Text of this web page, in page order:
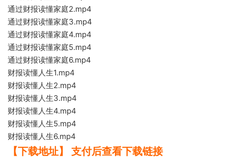
通过财报读懂家庭2.mp4
通过财报读懂家庭3.mp4
通过财报读懂家庭4.mp4
通过财报读懂家庭5.mp4
通过财报读懂家庭6.mp4
财报读懂人生1.mp4
财报读懂人生2.mp4
财报读懂人生3.mp4
财报读懂人生4.mp4
财报读懂人生5.mp4
财报读懂人生6.mp4
【下载地址】 支付后查看下载链接